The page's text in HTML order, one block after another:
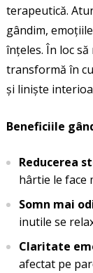
terapeutică.
gândim,
înțeles. În loc
transformă în
și liniște
Beneficiile
Reducerea
hârtie le face
Somn mai
inutile se
Claritate
afectat pe